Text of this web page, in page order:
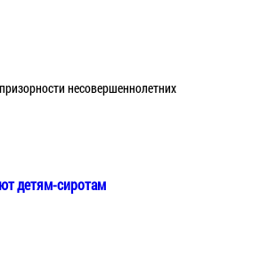
несовершеннолетних
детям-сиротам